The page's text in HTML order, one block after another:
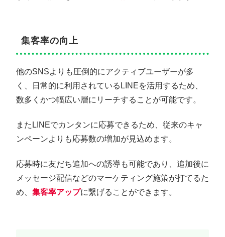
集客率の向上
他のSNSよりも圧倒的にアクティブユーザーが多
く、日常的に利用されているLINEを活用するため、
数多くかつ幅広い層にリーチすることが可能です。
またLINEでカンタンに応募できるため、従来のキャ
ンペーンよりも応募数の増加が見込めます。
応募時に友だち追加への誘導も可能であり、追加後に
メッセージ配信などのマーケティング施策が打てるた
め、 集客率アップに繋げることができます。